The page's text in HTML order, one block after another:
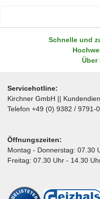
Schnelle und
Über
Servicehotline:
Kirchner GmbH ||
Telefon +49 (0) 9382 / 9791-0
Öffnungszeiten:
Montag - Donnerstag: 07.30
Freitag: 07.30 Uhr - 14.30